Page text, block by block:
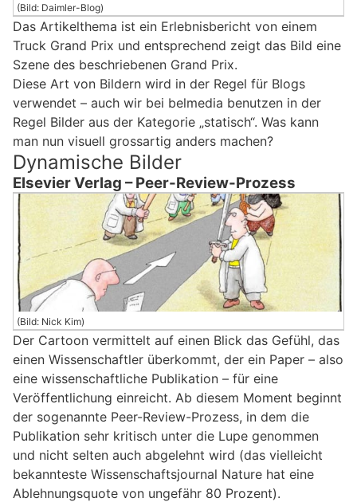
(Bild: Daimler-Blog)
Das Artikelthema ist ein Erlebnisbericht von einem
Truck Grand Prix und entsprechend zeigt das Bild eine
Szene des beschriebenen Grand Prix.
Diese Art von Bildern wird in der Regel für Blogs
verwendet – auch wir bei belmedia benutzen in der
Regel Bilder aus der Kategorie „statisch“. Was kann
man nun visuell grossartig anders machen?
Dynamische Bilder
Elsevier Verlag – Peer-Review-Prozess
(Bild: Nick Kim)
Der Cartoon vermittelt auf einen Blick das Gefühl, das
einen Wissenschaftler überkommt, der ein Paper – also
eine wissenschaftliche Publikation – für eine
Veröffentlichung einreicht. Ab diesem Moment beginnt
der sogenannte Peer-Review-Prozess, in dem die
Publikation sehr kritisch unter die Lupe genommen
und nicht selten auch abgelehnt wird (das vielleicht
bekannteste Wissenschaftsjournal Nature hat eine
Ablehnungsquote von ungefähr 80 Prozent).